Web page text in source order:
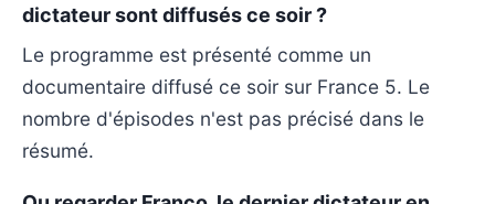
dictateur sont diffusés ce soir ?
Le programme est présenté comme un
documentaire diffusé ce soir sur France 5. Le
nombre d'épisodes n'est pas précisé dans le
résumé.